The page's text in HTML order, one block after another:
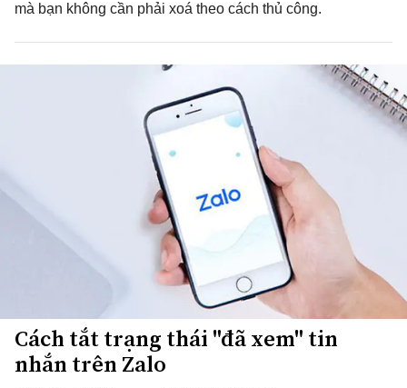
mà bạn không cần phải xoá theo cách thủ công.
Cách tắt trạng thái "đã xem" tin
nhắn trên Zalo